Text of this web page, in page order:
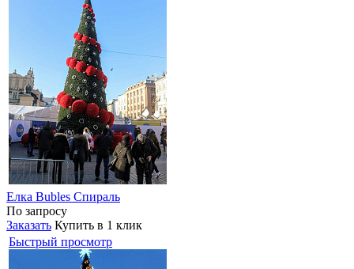
Елка Bubles Спираль
По запросу
Заказать Купить в 1 клик
Быстрый просмотр